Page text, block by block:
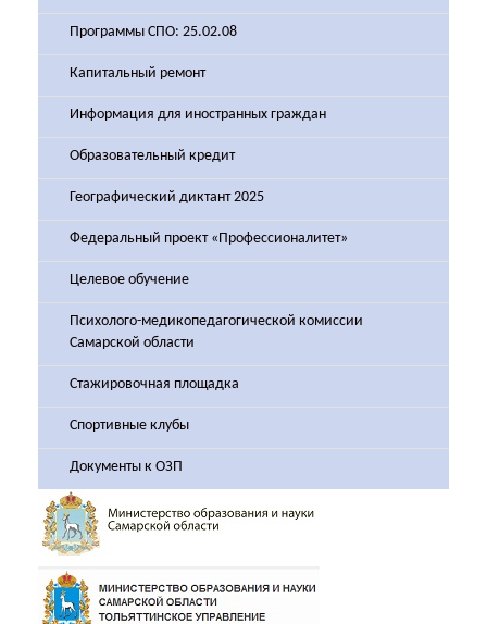
Программы СПО: 25.02.08
Капитальный ремонт
Информация для иностранных граждан
Образовательный кредит
Географический диктант 2025
Федеральный проект «Профессионалитет»
Целевое обучение
Психолого-медикопедагогической комиссии
Самарской области
Стажировочная площадка
Спортивные клубы
Документы к ОЗП